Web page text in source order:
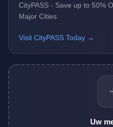
CityPASS - Save up to 50%
Major Cities
Visit CityPASS Today →
Uw